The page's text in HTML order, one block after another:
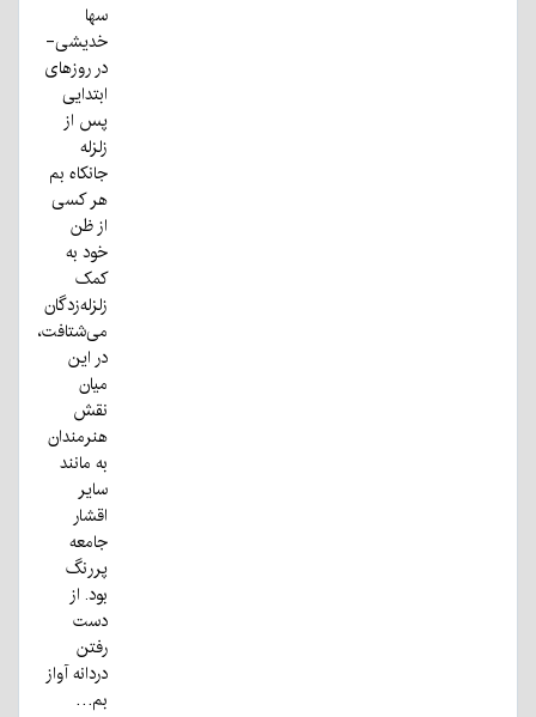
سها
خدیشی-
در روزهای
ابتدایی
پس از
زلزله
جانکاه بم
هر کسی
از ظن
خود به
کمک
زلزله‌زدگان
می‌شتافت،
در این
میان
نقش
هنرمندان
به مانند
سایر
اقشار
جامعه
پررنگ
بود. از
دست
رفتن
دردانه آواز
بم…